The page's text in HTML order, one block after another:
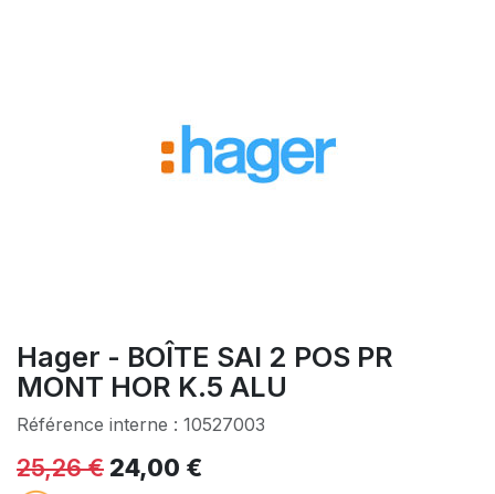
Hager - BOÎTE SAI 2 POS PR
MONT HOR K.5 ALU
Référence interne : 10527003
25,26€ 24,00 €